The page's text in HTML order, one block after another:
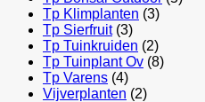
Tp Klimplanten (3)
Tp Sierfruit (3)
Tp Tuinkruiden (2)
Tp Tuinplant Ov (8)
Tp Varens (4)
Vijverplanten (2)